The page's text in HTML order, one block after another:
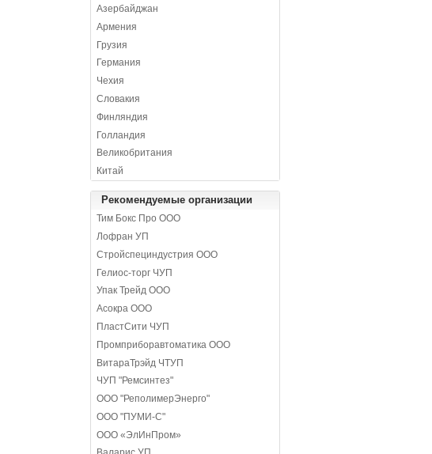
Азербайджан
Армения
Грузия
Германия
Чехия
Словакия
Финляндия
Голландия
Великобритания
Китай
Рекомендуемые организации
Тим Бокс Про ООО
Лофран УП
Стройспециндустрия ООО
Гелиос-торг ЧУП
Упак Трейд ООО
Асокра ООО
ПластСити ЧУП
Промприборавтоматика ООО
ВитараТрэйд ЧТУП
ЧУП "Ремсинтез"
ООО "РеполимерЭнерго"
ООО "ПУМИ-С"
ООО «ЭлИнПром»